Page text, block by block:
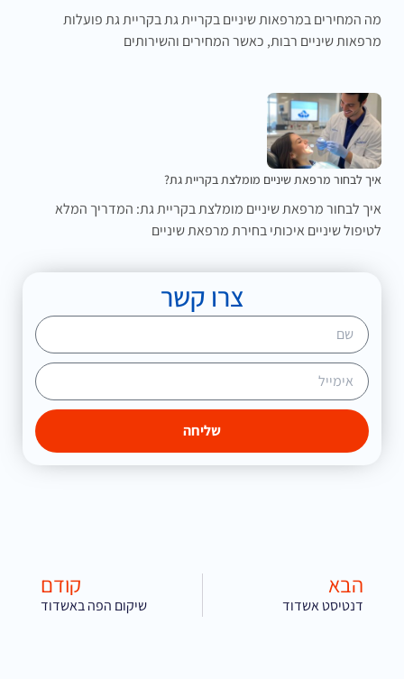
מה המחירים במרפאות שיניים בקריית גת בקריית גת פועלות
מרפאות שיניים רבות, כאשר המחירים והשירותים
איך לבחור מרפאת שיניים מומלצת בקריית גת?
איך לבחור מרפאת שיניים מומלצת בקריית גת: המדריך המלא
לטיפול שיניים איכותי בחירת מרפאת שיניים
צרו קשר
שליחה
הבא
דנטיסט אשדוד
קודם
שיקום הפה באשדוד